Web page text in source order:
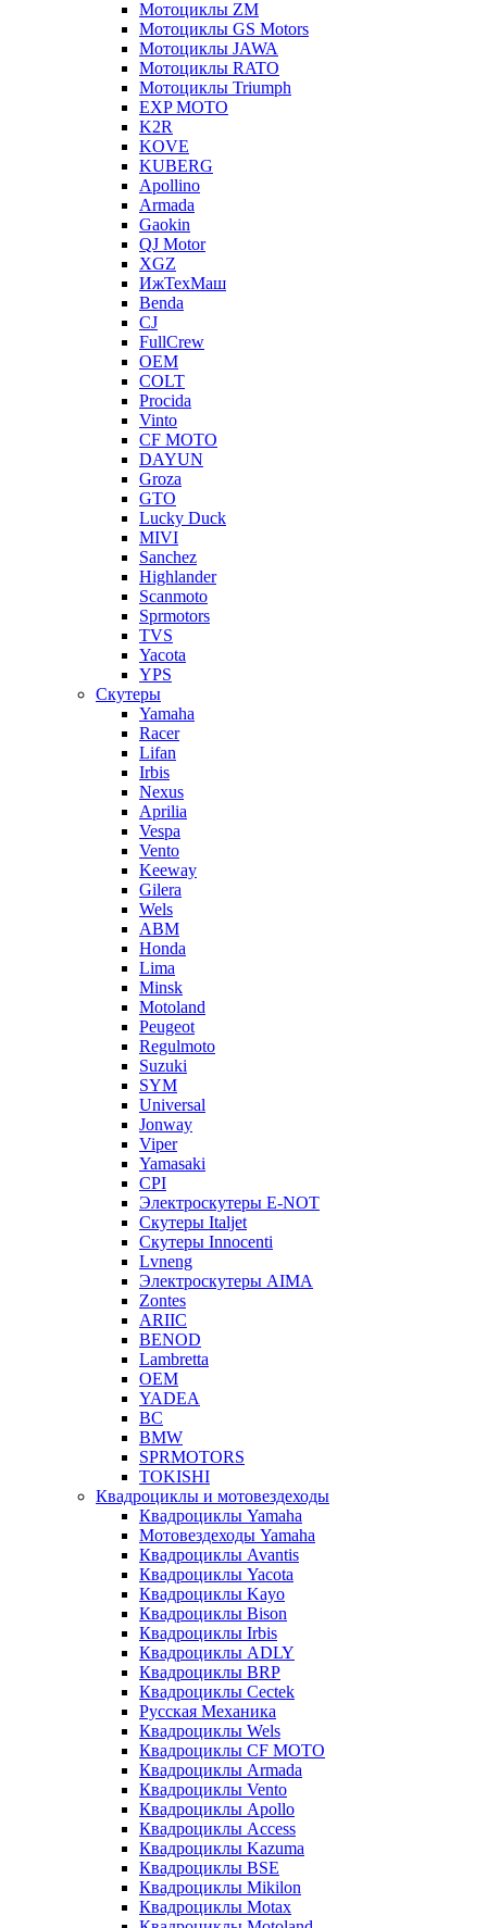
Мотоциклы ZM
Мотоциклы GS Motors
Мотоциклы JAWA
Мотоциклы RATO
Мотоциклы Triumph
EXP MOTO
K2R
KOVE
KUBERG
Apollino
Armada
Gaokin
QJ Motor
XGZ
ИжТехМаш
Benda
CJ
FullCrew
OEM
COLT
Procida
Vinto
CF MOTO
DAYUN
Groza
GTO
Lucky Duck
MIVI
Sanchez
Highlander
Scanmoto
Sprmotors
TVS
Yacota
YPS
Скутеры
Yamaha
Racer
Lifan
Irbis
Nexus
Aprilia
Vespa
Vento
Keeway
Gilera
Wels
ABM
Honda
Lima
Minsk
Motoland
Peugeot
Regulmoto
Suzuki
SYM
Universal
Jonway
Viper
Yamasaki
CPI
Электроскутеры E-NOT
Скутеры Italjet
Скутеры Innocenti
Lvneng
Электроскутеры AIMA
Zontes
ARIIC
BENOD
Lambretta
OEM
YADEA
BC
BMW
SPRMOTORS
TOKISHI
Квадроциклы и мотовездеходы
Квадроциклы Yamaha
Мотовездеходы Yamaha
Квадроциклы Avantis
Квадроциклы Yacota
Квадроциклы Kayo
Квадроциклы Bison
Квадроциклы Irbis
Квадроциклы ADLY
Квадроциклы BRP
Квадроциклы Cectek
Русская Механика
Квадроциклы Wels
Квадроциклы CF MOTO
Квадроциклы Armada
Квадроциклы Vento
Квадроциклы Apollo
Квадроциклы Access
Квадроциклы Kazuma
Квадроциклы BSE
Квадроциклы Mikilon
Квадроциклы Motax